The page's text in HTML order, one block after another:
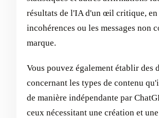
résultats de l'IA d'un œil critique,
incohérences ou les messages non
marque.
Vous pouvez également établir des
concernant les types de contenu
de manière indépendante par
ceux nécessitant une création et